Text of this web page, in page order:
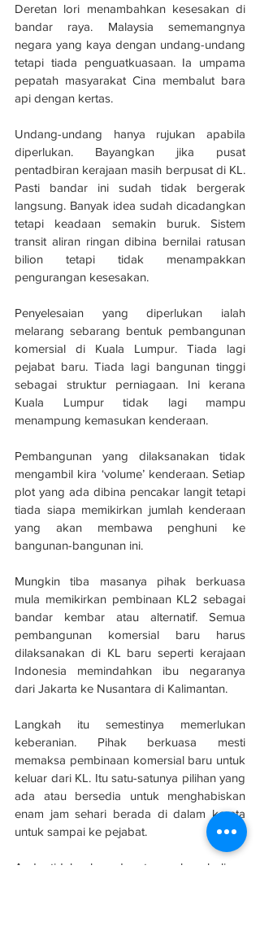
Deretan lori menambahkan kesesakan di
bandar raya. Malaysia sememangnya
negara yang kaya dengan undang-undang
tetapi tiada penguatkuasaan. Ia umpama
pepatah masyarakat Cina membalut bara
api dengan kertas.
Undang-undang hanya rujukan apabila
diperlukan. Bayangkan jika pusat
pentadbiran kerajaan masih berpusat di KL.
Pasti bandar ini sudah tidak bergerak
langsung. Banyak idea sudah dicadangkan
tetapi keadaan semakin buruk. Sistem
transit aliran ringan dibina bernilai ratusan
bilion tetapi tidak menampakkan
pengurangan kesesakan.
Penyelesaian yang diperlukan ialah
melarang sebarang bentuk pembangunan
komersial di Kuala Lumpur. Tiada lagi
pejabat baru. Tiada lagi bangunan tinggi
sebagai struktur perniagaan. Ini kerana
Kuala Lumpur tidak lagi mampu
menampung kemasukan kenderaan.
Pembangunan yang dilaksanakan tidak
mengambil kira ‘volume’ kenderaan. Setiap
plot yang ada dibina pencakar langit tetapi
tiada siapa memikirkan jumlah kenderaan
yang akan membawa penghuni ke
bangunan-bangunan ini.
Mungkin tiba masanya pihak berkuasa
mula memikirkan pembinaan KL2 sebagai
bandar kembar atau alternatif. Semua
pembangunan komersial baru harus
dilaksanakan di KL baru seperti kerajaan
Indonesia memindahkan ibu negaranya
dari Jakarta ke Nusantara di Kalimantan.
Langkah itu semestinya memerlukan
keberanian. Pihak berkuasa mesti
memaksa pembinaan komersial baru untuk
keluar dari KL. Itu satu-satunya pilihan yang
ada atau bersedia untuk menghabiskan
enam jam sehari berada di dalam kereta
untuk sampai ke pejabat.
Anda tidak akan dapat membunuh lipas